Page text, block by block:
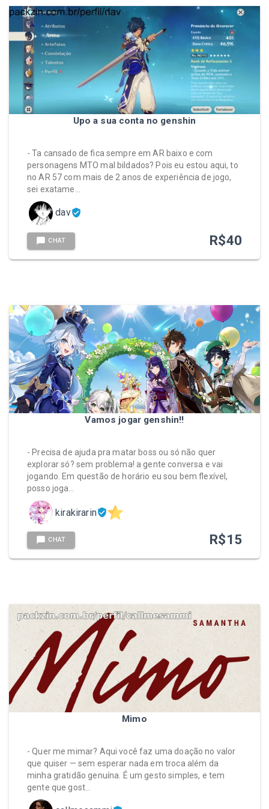
Upo a sua conta no genshin
- Ta cansado de fica sempre em AR baixo e com
personagens MTO mal bildados? Pois eu estou aqui, to
no AR 57 com mais de 2 anos de experiência de jogo,
sei exatame…
dav
CHAT R$40
Vamos jogar genshin!!
- Precisa de ajuda pra matar boss ou só não quer
explorar só? sem problema! a gente conversa e vai
jogando. Em questão de horário eu sou bem flexível,
posso joga…
kirakirarin
CHAT R$15
Mimo
- Quer me mimar? Aqui você faz uma doação no valor
que quiser — sem esperar nada em troca além da
minha gratidão genuína. É um gesto simples, e tem
gente que gost…